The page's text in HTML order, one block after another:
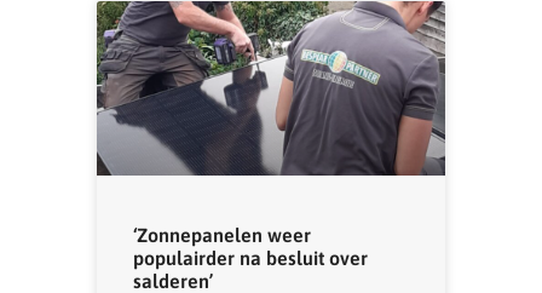
‘Zonnepanelen weer
populairder na besluit over
salderen’